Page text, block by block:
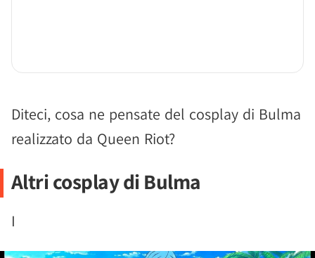
Diteci, cosa ne pensate del cosplay di Bulma
realizzato da Queen Riot?
Altri cosplay di Bulma
I